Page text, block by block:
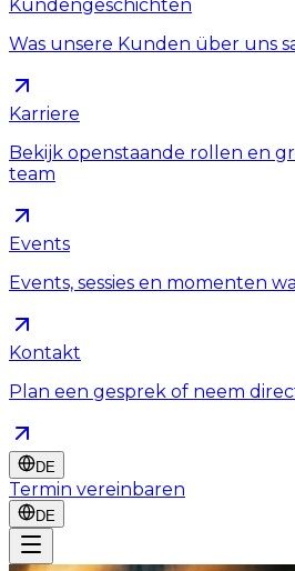
Kundengeschichten
Was unsere Kunden über uns
Karriere
Bekijk openstaande rollen en
team
Events
Events, sessies en momenten
Kontakt
Plan een gesprek of neem
DE
Termin vereinbaren
DE